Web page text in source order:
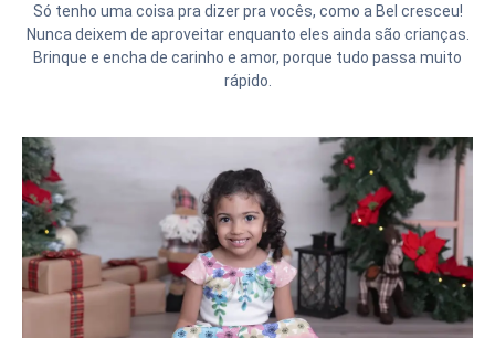
Só tenho uma coisa pra dizer pra vocês, como a Bel cresceu!
Nunca deixem de aproveitar enquanto eles ainda são crianças.
Brinque e encha de carinho e amor, porque tudo passa muito
rápido.